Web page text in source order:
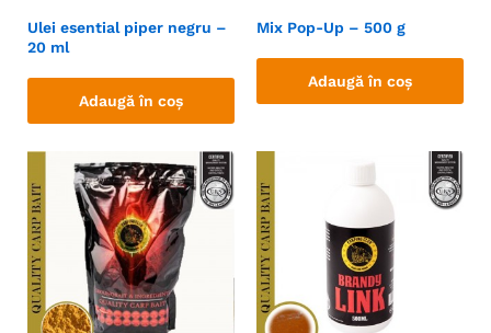
Ulei esential piper negru –
20 ml
Adaugă în coș
Mix Pop-Up – 500 g
Adaugă în coș